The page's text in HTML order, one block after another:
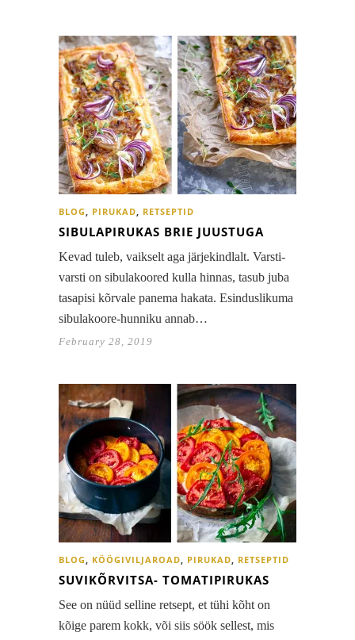
BLOG, PIRUKAD, RETSEPTID
SIBULAPIRUKAS BRIE JUUSTUGA
Kevad tuleb, vaikselt aga järjekindlalt. Varsti-
varsti on sibulakoored kulla hinnas, tasub juba
tasapisi kõrvale panema hakata. Esinduslikuma
sibulakoore-hunniku annab…
February 28, 2019
BLOG, KÖÖGIVILJAROAD, PIRUKAD, RETSEPTID
SUVIKÕRVITSA- TOMATIPIRUKAS
See on nüüd selline retsept, et tühi kõht on
kõige parem kokk, või siis söök sellest, mis